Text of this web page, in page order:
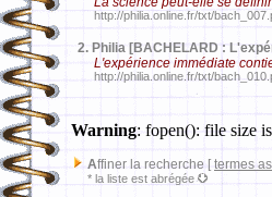
http://philia.online.fr/txt/
2. Philia [BACHELARD :
L'expérience immédiate
http://philia.online.fr/txt/
Warning: fopen(): file size
Affiner la recherche [ termes
* la liste est abrégée